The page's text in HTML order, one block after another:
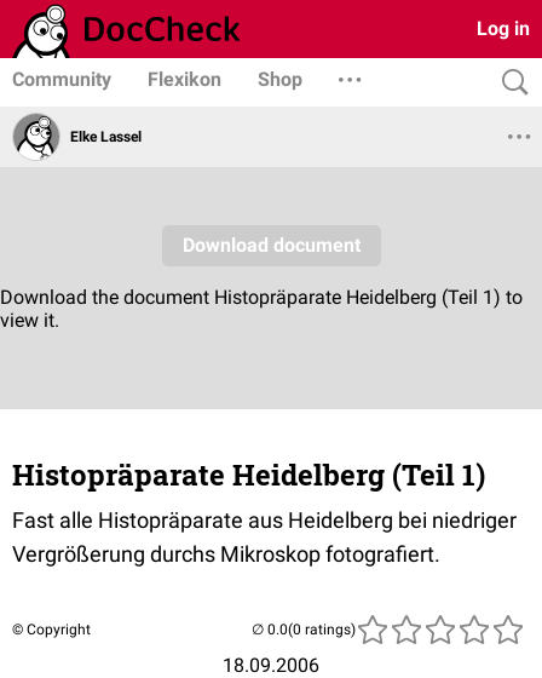
Log in
Community Flexikon Shop
Elke Lassel
Histopräparate Heidelberg (Teil 1)
Fast alle Histopräparate aus Heidelberg bei niedriger
Vergrößerung durchs Mikroskop fotografiert.
© Copyright
18.09.2006
(0 ratings)